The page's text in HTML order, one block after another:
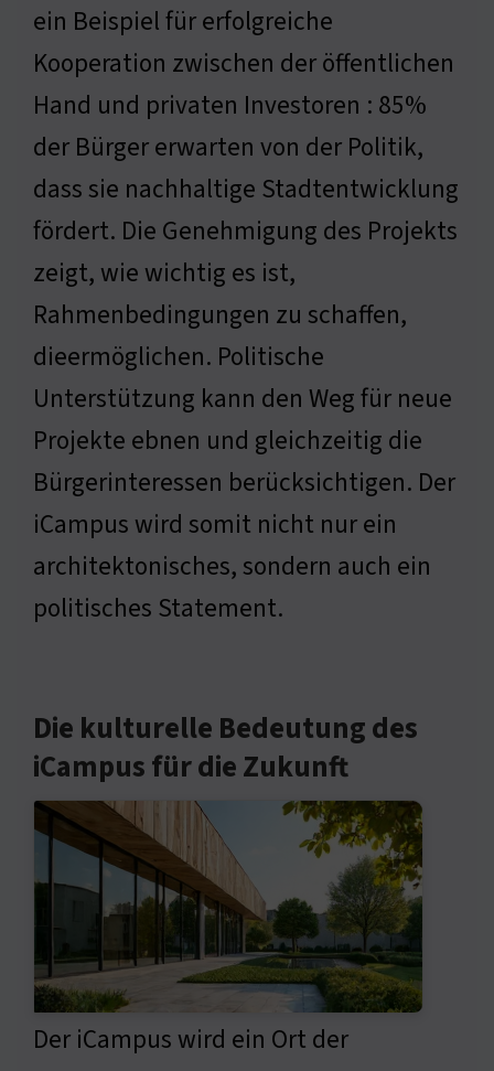
ein Beispiel für erfolgreiche
Kooperation zwischen der öffentlichen
Hand und privaten Investoren : 85%
der Bürger erwarten von der Politik,
dass sie nachhaltige Stadtentwicklung
fördert. Die Genehmigung des Projekts
zeigt, wie wichtig es ist,
Rahmenbedingungen zu schaffen,
dieermöglichen. Politische
Unterstützung kann den Weg für neue
Projekte ebnen und gleichzeitig die
Bürgerinteressen berücksichtigen. Der
iCampus wird somit nicht nur ein
architektonisches, sondern auch ein
politisches Statement.
Die kulturelle Bedeutung des
iCampus für die Zukunft
Der iCampus wird ein Ort der